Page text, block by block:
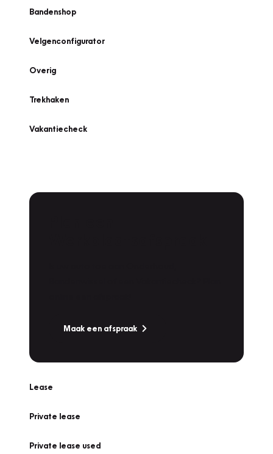
Bandenshop
Velgenconfigurator
Overig
Trekhaken
Vakantiecheck
Maak een afspraak
Lease
Private lease
Private lease used